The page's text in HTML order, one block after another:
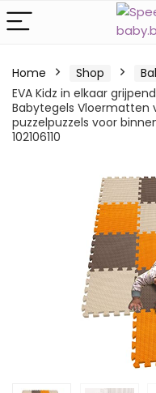
Home Shop
EVA Kidz in elkaar
Babytegels Vloermatten
puzzelpuzzels voor
102106110